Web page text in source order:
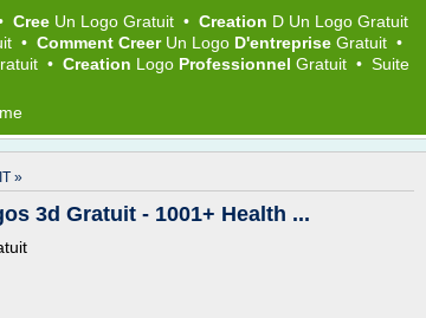
Cree Un Logo Gratuit • Creation D Un Logo Gratuit
• Comment Creer Un Logo D'entreprise Gratuit •
• Creation Logo Professionnel Gratuit • Suite
»
3d Gratuit - 1001+ Health ...